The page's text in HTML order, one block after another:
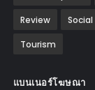
Review Social
Tourism
แบนเนอร์โฆษณา